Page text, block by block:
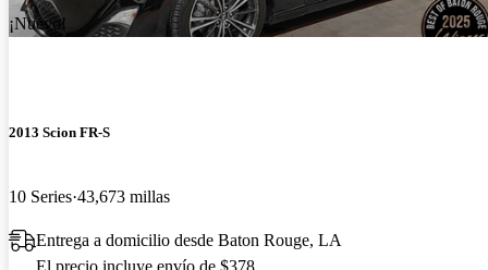
¡Nuevo!
2013 Scion FR-S
10 Series 43,673 millas
Entrega a domicilio desde Baton Rouge, LA